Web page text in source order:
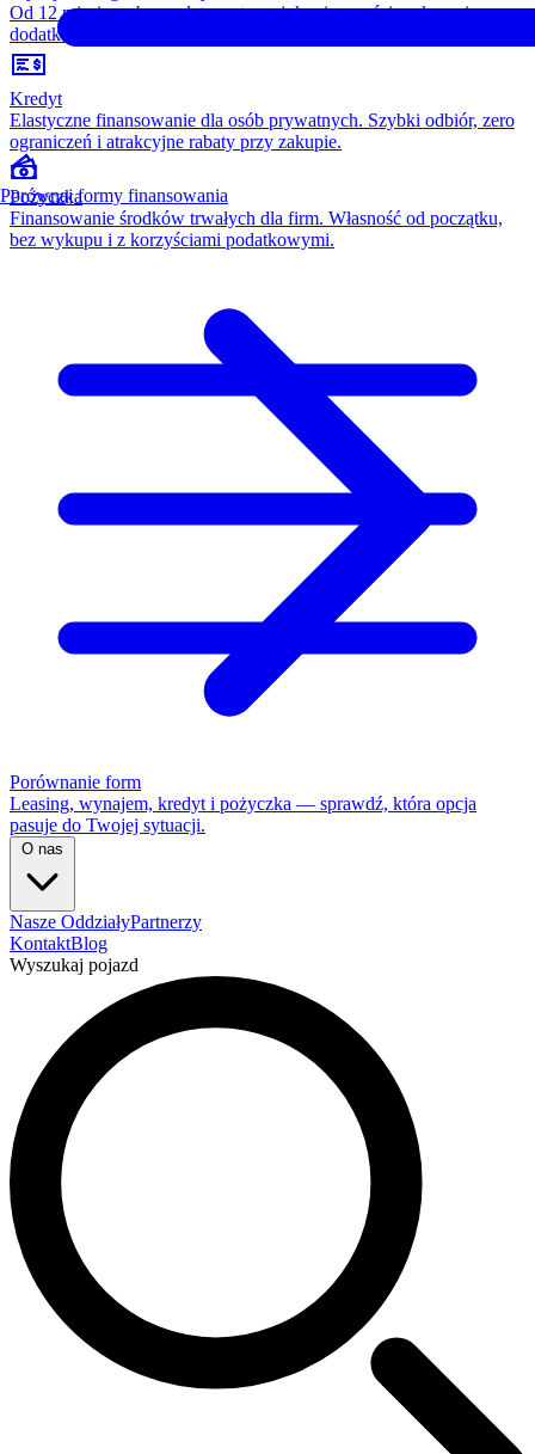
Od 12 miesięcy, bez opłaty wstępnej, konieczności wykupu i
dodatkowych kosztów. Wszystko w cenie raty.
Kredyt
Elastyczne finansowanie dla osób prywatnych. Szybki odbiór, zero
ograniczeń i atrakcyjne rabaty przy zakupie.
Pożyczka
Finansowanie środków trwałych dla firm. Własność od początku,
bez wykupu i z korzyściami podatkowymi.
Porównanie form
Leasing, wynajem, kredyt i pożyczka — sprawdź, która opcja
pasuje do Twojej sytuacji.
O nas
Nasze OddziałyPartnerzy
KontaktBlog
Wyszukaj pojazd
Porównaj formy finansowania